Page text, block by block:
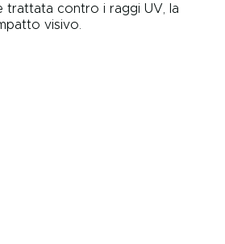
trattata contro i raggi UV, la
visivo.